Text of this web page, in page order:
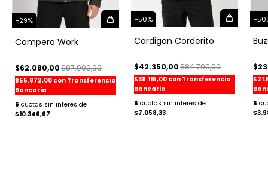
-29%
Campera Work
$62.080,00$87.000,00
$55.872,00 con Transferencia
Bancaria
6
$10.346,67
-50%
Cardigan Corderito
$42.350,00$84.700,00
$38.115,00 con Transferencia
Bancaria
6
$7.058,33
-50
6